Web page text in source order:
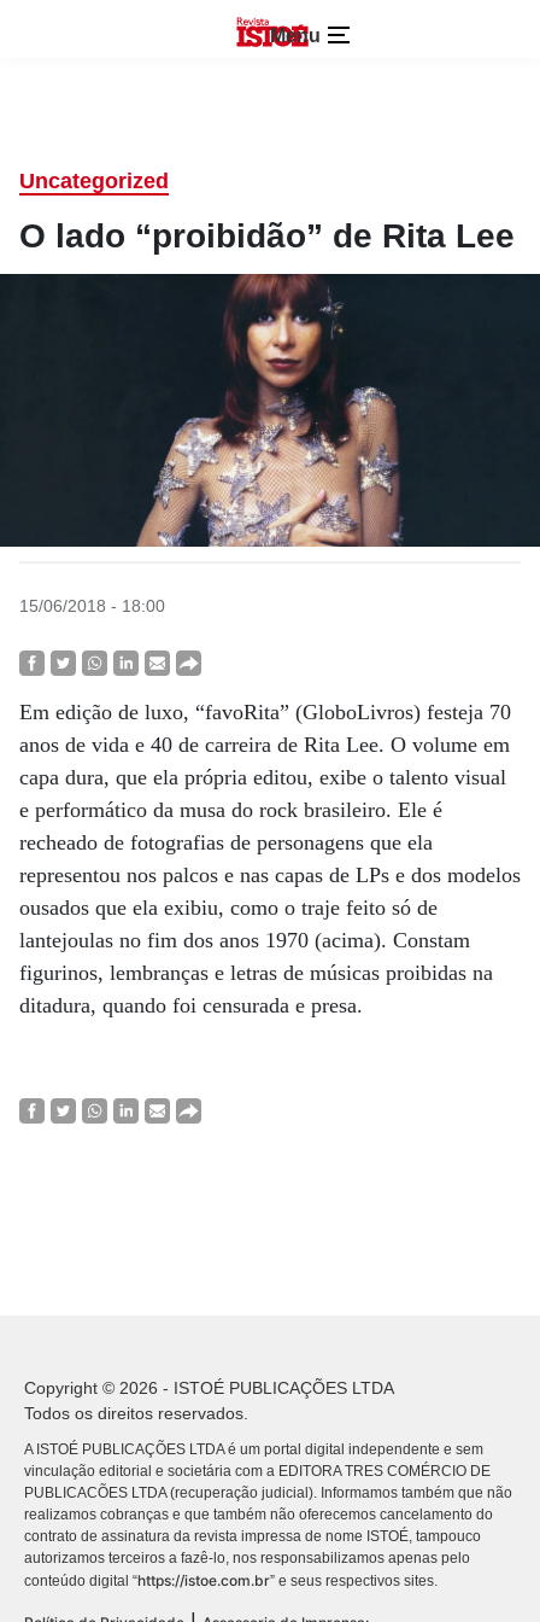
Menu
Uncategorized
O lado “proibidão” de Rita Lee
15/06/2018 - 18:00
Em edição de luxo, “favoRita” (GloboLivros) festeja 70
anos de vida e 40 de carreira de Rita Lee. O volume em
capa dura, que ela própria editou, exibe o talento visual
e performático da musa do rock brasileiro. Ele é
recheado de fotografias de personagens que ela
representou nos palcos e nas capas de LPs e dos modelos
ousados que ela exibiu, como o traje feito só de
lantejoulas no fim dos anos 1970 (acima). Constam
figurinos, lembranças e letras de músicas proibidas na
ditadura, quando foi censurada e presa.
Copyright © 2026 - ISTOÉ PUBLICAÇÕES LTDA
Todos os direitos reservados.
A ISTOÉ PUBLICAÇÕES LTDA é um portal digital independente e sem
vinculação editorial e societária com a EDITORA TRES COMÉRCIO DE
PUBLICACÕES LTDA (recuperação judicial). Informamos também que não
realizamos cobranças e que também não oferecemos cancelamento do
contrato de assinatura da revista impressa de nome ISTOÉ, tampouco
autorizamos terceiros a fazê-lo, nos responsabilizamos apenas pelo
conteúdo digital “https://istoe.com.br” e seus respectivos sites.